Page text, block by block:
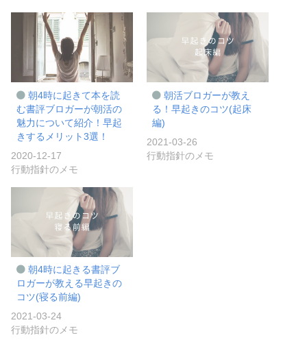
朝4時に起きて本を読
む書評ブロガーが朝活の
魅力について紹介！早起
きするメリット3選！
2020-12-17
行動指針のメモ
朝活ブロガーが教え
る！早起きのコツ(起床
編)
2021-03-26
行動指針のメモ
朝4時に起きる書評ブ
ロガーが教える早起きの
コツ(寝る前編)
2021-03-24
行動指針のメモ